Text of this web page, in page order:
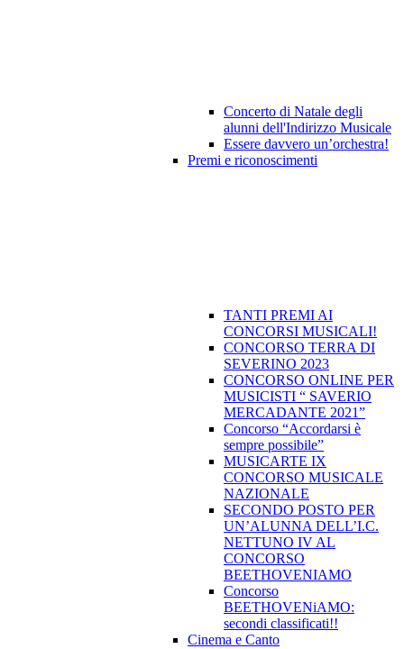
Concerto di Natale degli
alunni dell'Indirizzo Musicale
Essere davvero un’orchestra!
Premi e riconoscimenti
TANTI PREMI AI
CONCORSI MUSICALI!
CONCORSO TERRA DI
SEVERINO 2023
CONCORSO ONLINE PER
MUSICISTI “ SAVERIO
MERCADANTE 2021”
Concorso “Accordarsi è
sempre possibile”
MUSICARTE IX
CONCORSO MUSICALE
NAZIONALE
SECONDO POSTO PER
UN’ALUNNA DELL’I.C.
NETTUNO IV AL
CONCORSO
BEETHOVENIAMO
Concorso
BEETHOVENiAMO:
secondi classificati!!
Cinema e Canto